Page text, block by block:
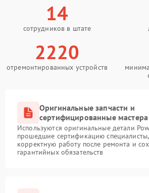
14
сотрудников в штате
2220
отремонтированных устройств
Оригинальные запчасти и
сертифицированные мастера
Используются оригинальные детали
прошедшие сертификацию специалисты,
корректную работу после ремонта и
гарантийных обязательств